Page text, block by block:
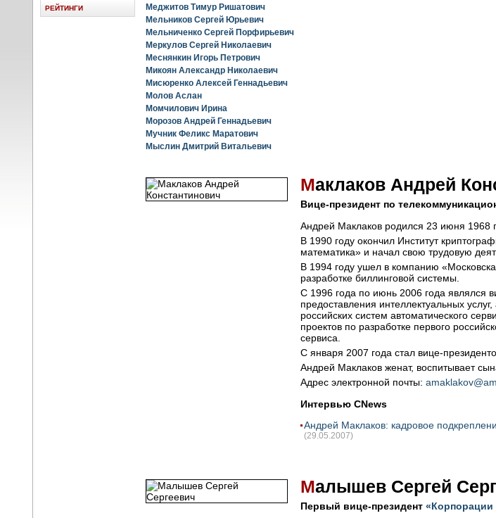
Меджитов Тимур Ришатович
Мельников Сергей Юрьевич
Мельниченко Сергей Порфирьевич
Меркулов Сергей Николаевич
Меснянкин Игорь Петрович
Микоян Александр Николаевич
Мисюренко Алексей Геннадьевич
Молов Аслан
Момчилович Ирина
Морозов Андрей Геннадьевич
Мучник Феликс Маратович
Мыслин Дмитрий Витальевич
Маклаков Андрей
Вице-президент по
Андрей Маклаков родился 23 июня 1968
В 1990 году окончил Институт
математика» и начал свою трудовую
В 1994 году ушел в компанию
разработке биллинговой системы.
С 1996 года по июнь 2006 года являлся
предоставления интеллектуальных
российских систем автоматического
проектов по разработке первого
сервиса.
С января 2007 года стал вице-
Андрей Маклаков женат, воспитывает
Адрес электронной почты:
Интервью CNews
Андрей Маклаков: кадровое
(29.05.2007)
Малышев Сергей
Первый вице-президент
РЕЙТИНГИ